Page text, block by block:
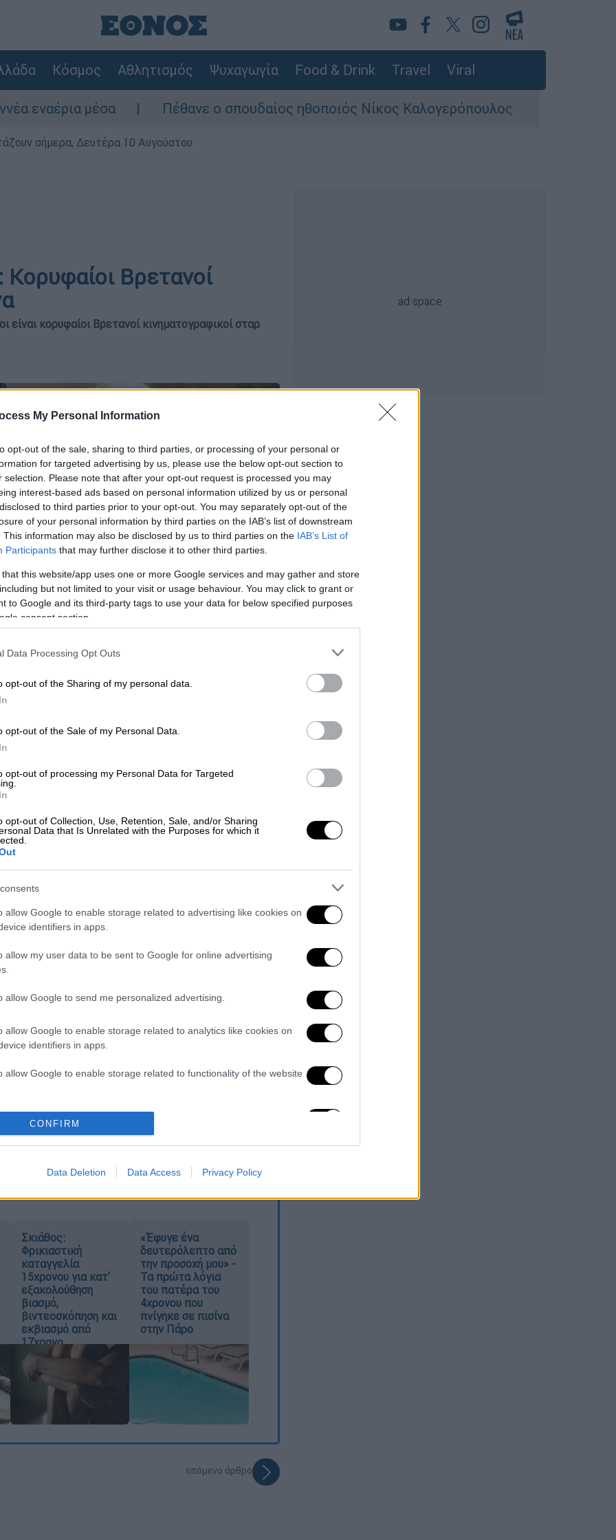
My Personal Information
opt-out of the sale, sharing to third parties, or processing of your personal or
for targeted advertising by us, please use the below opt-out section to
selection. Please note that after your opt-out request is processed you may
interest-based ads based on personal information utilized by us or personal
to third parties prior to your opt-out. You may separately opt-out of the
of your personal information by third parties on the IAB’s list of downstream
This information may also be disclosed by us to third parties on the IAB’s List of
Participants that may further disclose it to other third parties.
that this website/app uses one or more Google services and may gather and store
but not limited to your visit or usage behaviour. You may click to grant or
to Google and its third-party tags to use your data for below specified purposes
consent section.
Data Processing Opt Outs
opt-out of the Sharing of my personal data.
opt-out of the Sale of my Personal Data.
opt-out of processing my Personal Data for Targeted
opt-out of Collection, Use, Retention, Sale, and/or Sharing
Data that Is Unrelated with the Purposes for which it
allow Google to enable storage related to advertising like cookies on
identifiers in apps.
allow my user data to be sent to Google for online advertising
allow Google to send me personalized advertising.
allow Google to enable storage related to analytics like cookies on
identifiers in apps.
allow Google to enable storage related to functionality of the website
allow Google to enable storage related to personalization.
allow Google to enable storage related to security, including
CONFIRM
Data Deletion Data Access Privacy Policy
Κόσμος Αθλητισμός Ψυχαγωγία Food & Drink Travel Viral
μέσα Πέθανε ο σπουδαίος ηθοποιός Νίκος Καλογερόπουλος
σήμερα, Δευτέρα 10 Αυγούστου
Βρετανοί
κορυφαίοι Βρετανοί κινηματογραφικοί σταρ
το ΕΘΝΟΣ στη Google
αποτελέσματα δημοσκόπησης
έργο
η σειρά «Το Ημερολόγιο της Μπρίτζετ
λένε ότι προτιμούν βρετανικές
είναι στην κορυφή της λίστας των
Σερ Σον Κόνερι και έναν από
Ανδρικού Ρόλου, τον Σερ Άντονι
θέση και ακολουθεί ο Ντάνιελ
οι Μπένεντικτ Κάμπερμπατς, Λίαμ
και Χιου Γκραντ.
γυναίκες ηθοποιούς βρίσκεται η
Κόλμαν
Κέιτ Γουίνσλετ, στην έκτη η Έμα
– Κάρτερ και στην όγδοη η Έμιλι
Γουόλτερς και η Κίρα Νάιτλι.
του 21ου αιώνα βρίσκονται
Τομ Χούπερ, «Δουνκέρκη»,
«1917».
στην ταινία του Ντάνι Μπόιλ «28
Γουάλας και Γκρόμιτ, «Wallace &
στο δράμα «This Is England» του 2006.
Σκιάθος:
Φρικιαστική
καταγγελία
15χρονου για κατ'
εξακολούθηση
βιασμό,
βιντεοσκόπηση και
εκβιασμό από
17χρονο
«Έφυγε ένα
δευτερόλεπτο από
την προσοχή μου» -
Τα πρώτα λόγια
του πατέρα του
4χρονου που
πνίγηκε σε πισίνα
στην Πάρο
επόμενο άρθρο